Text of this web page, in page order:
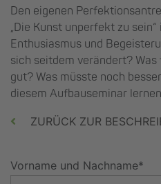
Den eigenen
„Die Kunst unperfekt zu
Enthusiasmus und
sich seitdem verändert?
gut? Was müsste noch
diesem Aufbauseminar lernen
ZURÜCK ZUR
Vorname und Nachname*